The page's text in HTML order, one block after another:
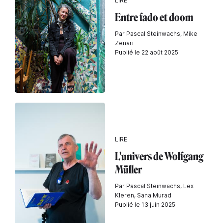
Entre fado et doom
Par Pascal Steinwachs, Mike
Zenari
Publié le 22 août 2025
LIRE
L'univers de Wolfgang
Müller
Par Pascal Steinwachs, Lex
Kleren, Sana Murad
Publié le 13 juin 2025